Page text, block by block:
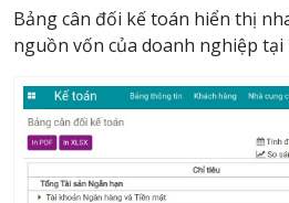
Bảng cân đối kế toán hiển thị
nguồn vốn của doanh nghiệp